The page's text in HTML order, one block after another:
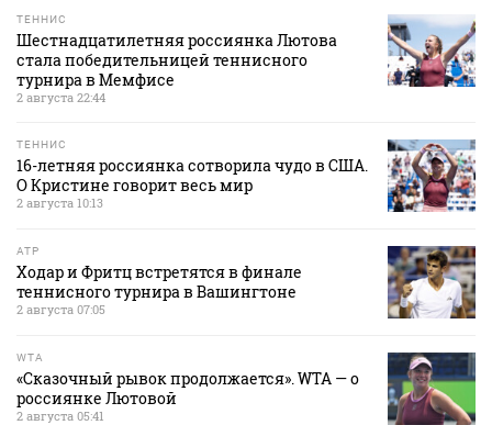
ТЕННИС
Шестнадцатилетняя россиянка Лютова
стала победительницей теннисного
турнира в Мемфисе
2 августа 22:44
ТЕННИС
16-летняя россиянка сотворила чудо в США.
О Кристине говорит весь мир
2 августа 10:13
ATP
Ходар и Фритц встретятся в финале
теннисного турнира в Вашингтоне
2 августа 07:05
WTA
«Сказочный рывок продолжается». WTA — о
россиянке Лютовой
2 августа 05:41